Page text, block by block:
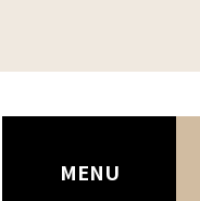
MENU